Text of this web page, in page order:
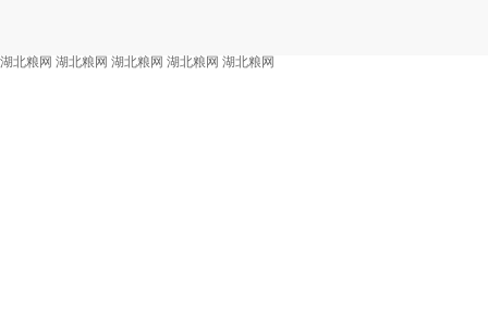
湖北粮网 湖北粮网 湖北粮网 湖北粮网 湖北粮网